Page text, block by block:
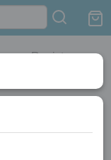
Registreren